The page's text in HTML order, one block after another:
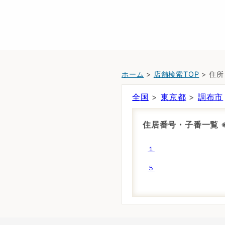
ホーム > 店舗検索TOP > 住所
全国 >東京都 > 調布市
住居番号・子番一覧
１
５